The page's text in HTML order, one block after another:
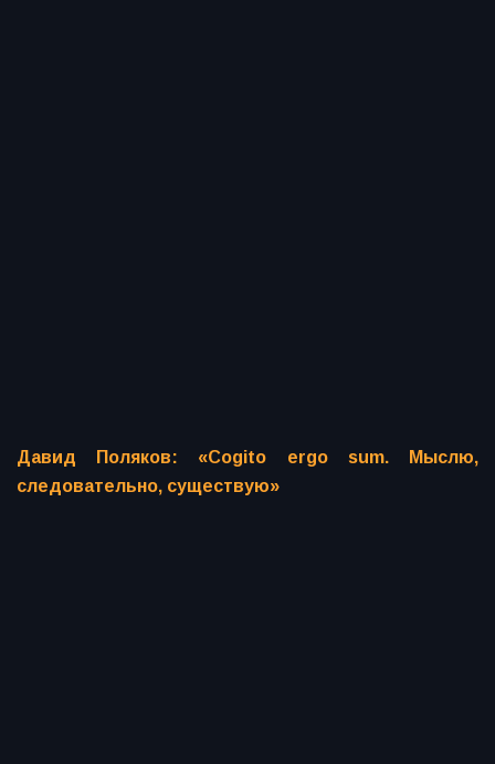
Давид Поляков: «Cogito ergo sum. Мыслю,
следовательно, существую»